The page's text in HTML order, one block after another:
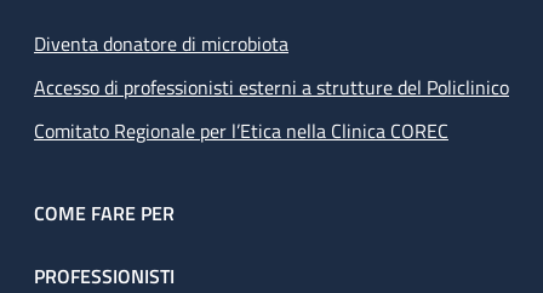
Diventa donatore di microbiota
Accesso di professionisti esterni a strutture del Policlinico
Comitato Regionale per l’Etica nella Clinica COREC
COME FARE PER
PROFESSIONISTI